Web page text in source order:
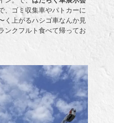
、ゴミ収集車やパトカーに
く上がるハシゴ車なんか見
ンクフルト食べて帰ってお